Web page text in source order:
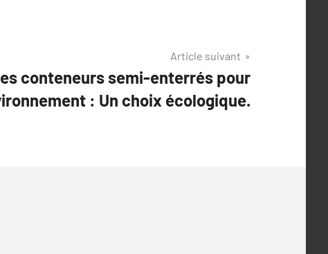
Article suivant
conteneurs semi-enterrés pour
: Un choix écologique.